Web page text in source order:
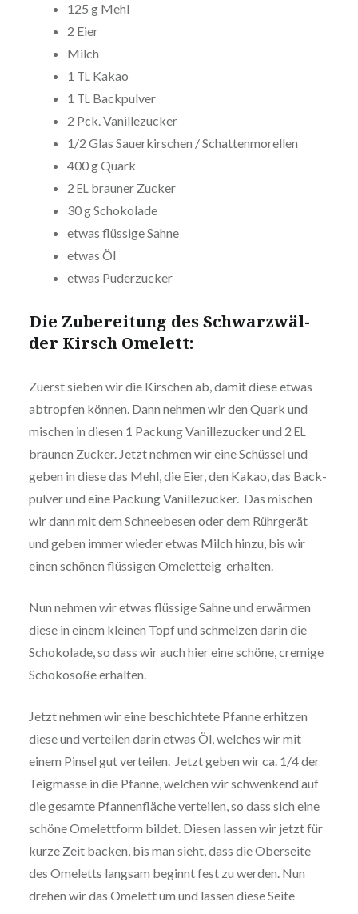
125 g Mehl
2 Eier
Milch
1 TL Kakao
1 TL Backpulver
2 Pck. Vanillezucker
1/2 Glas Sau­er­kir­schen / Schattenmorellen
400 g Quark
2 EL brauner Zucker
30 g Schokolade
etwas flüssige Sahne
etwas Öl
etwas Puder­zu­cker
Die Zube­rei­tung des Schwarz­wäl­
der Kirsch Omelett:
Zuerst sieben wir die Kirschen ab, damit diese etwas
abtropfen können. Dann nehmen wir den Quark und
mischen in diesen 1 Packung Vanil­le­zu­cker und 2 EL
braunen Zucker. Jetzt nehmen wir eine Schüssel und
geben in diese das Mehl, die Eier, den Kakao, das Back­
pul­ver und eine Packung Vanil­le­zu­cker. Das mischen
wir dann mit dem Schnee­be­sen oder dem Rührgerät
und geben immer wieder etwas Milch hinzu, bis wir
einen schönen flüssigen Ome­letteig erhalten.
Nun nehmen wir etwas flüssige Sahne und erwärmen
diese in einem kleinen Topf und schmelzen darin die
Scho­ko­la­de, so dass wir auch hier eine schöne, cremige
Scho­ko­so­ße erhalten.
Jetzt nehmen wir eine beschich­te­te Pfanne erhitzen
diese und verteilen darin etwas Öl, welches wir mit
einem Pinsel gut verteilen. Jetzt geben wir ca. 1/4 der
Teigmasse in die Pfanne, welchen wir schwen­kend auf
die gesamte Pfan­nen­flä­che verteilen, so dass sich eine
schöne Ome­lett­form bildet. Diesen lassen wir jetzt für
kurze Zeit backen, bis man sieht, dass die Oberseite
des Omeletts langsam beginnt fest zu werden. Nun
drehen wir das Omelett um und lassen diese Seite